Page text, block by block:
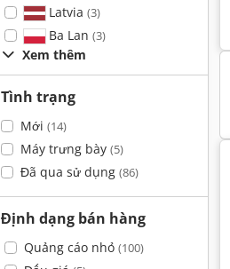
Latvia (3)
Ba Lan (3)
Xem thêm
Tình trạng
Mới (14)
Máy trưng bày (5)
Đã qua sử dụng (86)
Định dạng bán hàng
Quảng cáo nhỏ (100)
Holz Her 1401